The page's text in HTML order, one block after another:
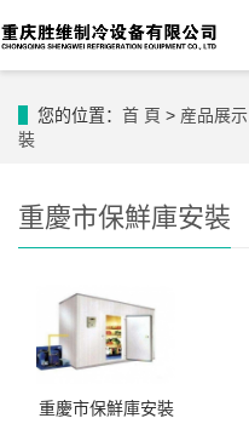
您的位置： 首 頁 > 産品展示
裝
重慶市保鮮庫安裝
重慶市保鮮庫安裝